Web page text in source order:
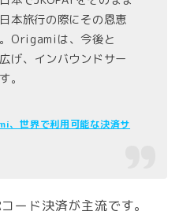
本旅行の際にその恩恵
Origamiは、今後と
げ、インバウンドサー
。
世界で利用可能な決済サ
ード決済が主流です。